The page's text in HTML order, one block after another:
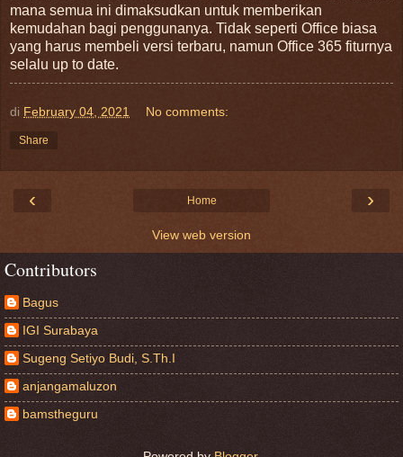
mana semua ini dimaksudkan untuk memberikan
kemudahan bagi penggunanya. Tidak seperti Office biasa
yang harus membeli versi terbaru, namun Office 365 fiturnya
selalu up to date.
di February 04, 2021 No comments:
Share
‹ ›
Home
View web version
Contributors
Bagus
IGI Surabaya
Sugeng Setiyo Budi, S.Th.I
anjangamaluzon
bamstheguru